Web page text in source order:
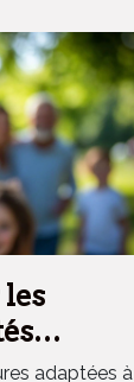
la
adaptées à